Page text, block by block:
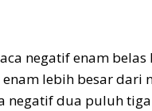
negatif enam
enam lebih besar dari
negatif dua puluh